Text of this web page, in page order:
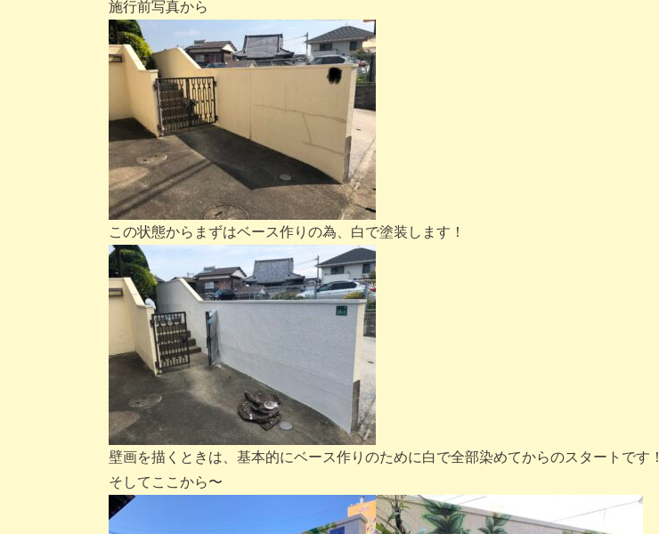
施行前写真から
この状態からまずはベース作りの為、白で塗装します！
壁画を描くときは、基本的にベース作りのために白で全部染めてからのスタートです！
そしてここから〜